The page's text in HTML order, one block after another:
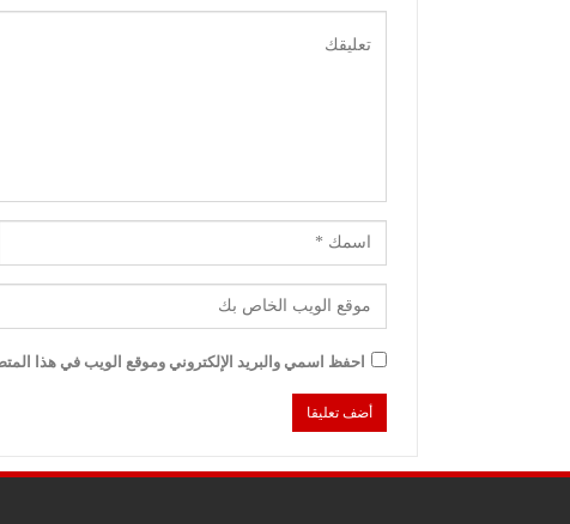
احفظ اسمي والبريد الإلكتروني وموقع الويب في هذا